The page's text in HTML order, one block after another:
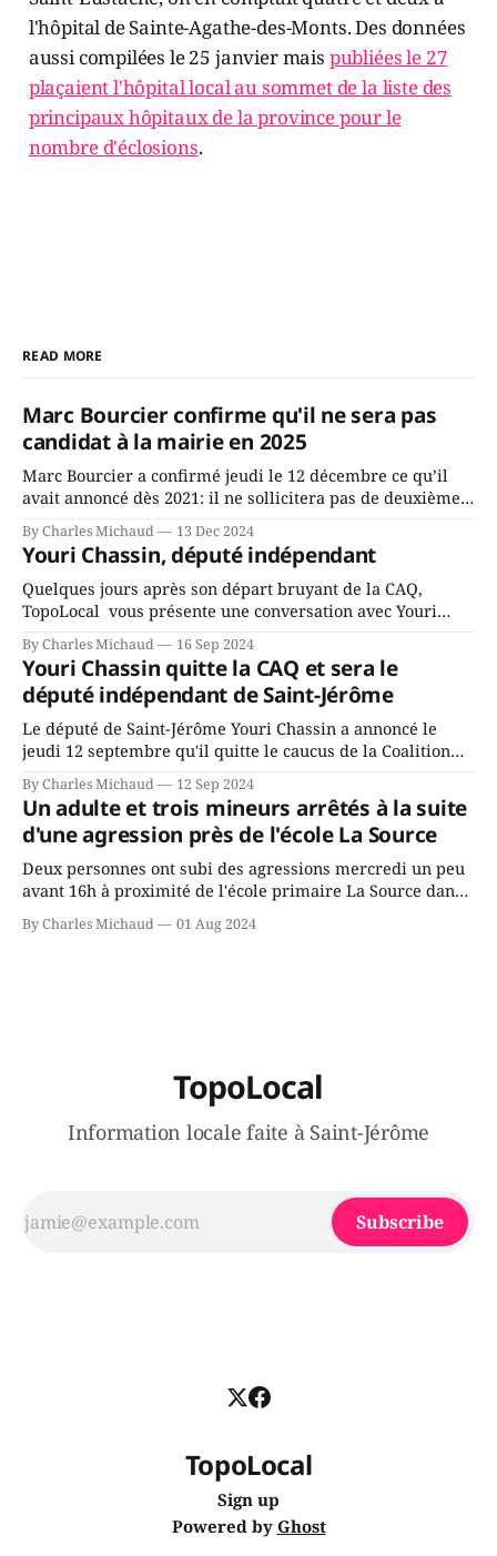
l'hôpital de Sainte-Agathe-des-Monts. Des données
aussi compilées le 25 janvier mais publiées le 27
plaçaient l'hôpital local au sommet de la liste des
principaux hôpitaux de la province pour le
nombre d'éclosions.
READ MORE
Marc Bourcier confirme qu'il ne sera pas
candidat à la mairie en 2025
Marc Bourcier a confirmé jeudi le 12 décembre ce qu’il
avait annoncé dès 2021: il ne sollicitera pas de deuxième
mandat à titre de maire de Saint-Jérôme. Bourcier en a
fait l’annonce en s’adressant aux employés de la ville,
rassemblés en soirée pour leur traditionnel souper
By Charles Michaud 13 Dec 2024
Youri Chassin, député indépendant
Quelques jours après son départ bruyant de la CAQ,
TopoLocal vous présente une conversation avec Youri
Chassin. Nous avons causé de sa décision. Y songeait-il
depuis longtemps? Sera-t-il candidat indépendant dans 2
ans? Joindrait-il un autre parti, par exemple les
conservateurs d’Éric Duhaime? Que lui
By Charles Michaud 16 Sep 2024
Youri Chassin quitte la CAQ et sera le
député indépendant de Saint-Jérôme
Le député de Saint-Jérôme Youri Chassin a annoncé le
jeudi 12 septembre qu'il quitte le caucus de la Coalition
Avenir Québec de François Legault parce qu'il est déçu du
gouvernement de la CAQ, surtout de son incapacité, qu'il
juge chronique, à offrir des
By Charles Michaud 12 Sep 2024
Un adulte et trois mineurs arrêtés à la suite
d'une agression près de l'école La Source
Deux personnes ont subi des agressions mercredi un peu
avant 16h à proximité de l'école primaire La Source dans
le secteur Bellefeuille de Saint-Jérôme. L'une de deux
victimes aurait été écrasée sous un véhicule et aspergée
By Charles Michaud 01 Aug 2024
TopoLocal
Information locale faite à Saint-Jérôme
Subscribe
TopoLocal
Sign up
Powered by Ghost